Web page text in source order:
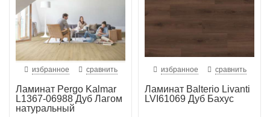
избранное сравнить
Ламинат Pergo Kalmar
L1367-06988 Дуб Лагом
натуральный
избранное сравнить
Ламинат Balterio Livanti
LVI61069 Дуб Бахус